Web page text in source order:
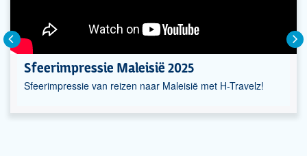
Sfeerimpressie Maleisië 2025
Sfeerimpressie van reizen naar Maleisië met H-Travelz!